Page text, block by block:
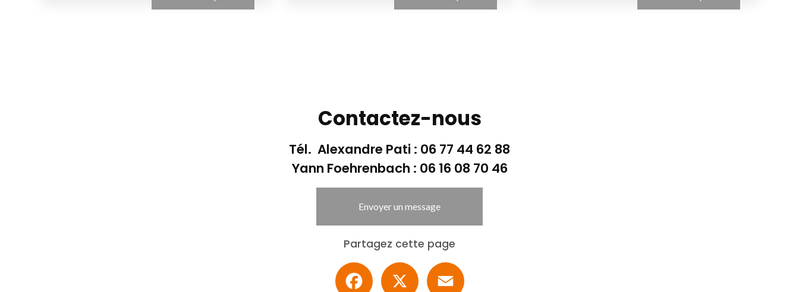
Contactez-nous
Tél. Alexandre Pati : 06 77 44 62 88
Yann Foehrenbach : 06 16 08 70 46
Envoyer un message
Partagez cette page
Facebook